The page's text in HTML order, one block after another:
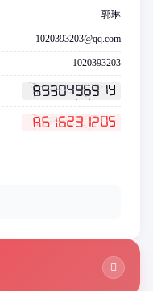
郭琳
1020393203@qq.com
1020393203